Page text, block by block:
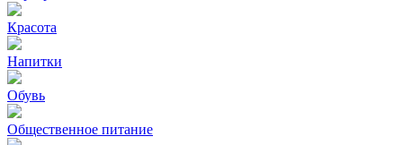
Красота
Напитки
Обувь
Общественное питание